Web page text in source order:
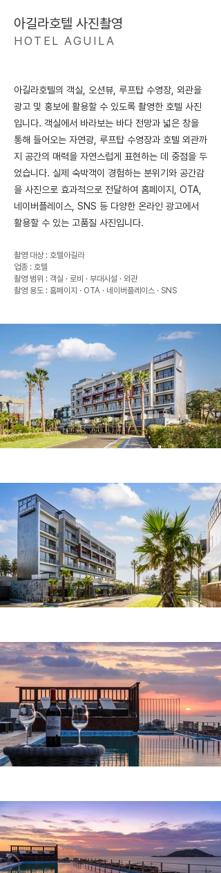
​아길라호텔 사진촬영
HOTEL AGUILA
아길라호텔의 객실, 오션뷰, 루프탑 수영장, 외관을
광고 및 홍보에 활용할 수 있도록 촬영한 호텔 사진
입니다. 객실에서 바라보는 바다 전망과 넓은 창을
통해 들어오는 자연광, 루프탑 수영장과 호텔 외관까
지 공간의 매력을 자연스럽게 표현하는 데 중점을 두
었습니다. 실제 숙박객이 경험하는 분위기와 공간감
을 사진으로 효과적으로 전달하여 홈페이지, OTA,
네이버플레이스, SNS 등 다양한 온라인 광고에서
활용할 수 있는 고품질 사진입니다.
촬영 대상 : 호텔아길라
업종 : 호텔
촬영 범위 : 객실 · 로비 · 부대시설 · 외관
촬영 용도 : 홈페이지 · OTA · 네이버플레이스 · SNS